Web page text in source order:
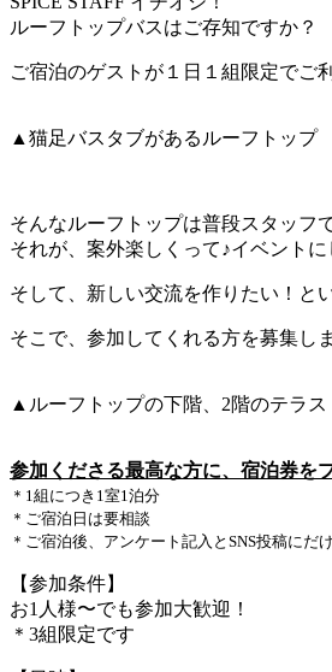
ルーフトップバスはご存知ですか？
ご宿泊のゲストが１日１組限定で
▲猫足バスタブがあるルーフトップ
そんなルーフトップは普段スタッフ
それが、案外楽しくって♪イベントに
そして、新しい交流を作りたい！と
そこで、参加してくれる方を募集し
▲ルーフトップの下階、2階のテラス
参加くださる最高な方に、 宿泊券を
＊1組につき1室1泊分
＊ご宿泊日は要相談
＊ご宿泊後、アンケート記入とSNS投稿にだ
【参加条件】
お1人様〜でも参加大歓迎！
＊3組限定です